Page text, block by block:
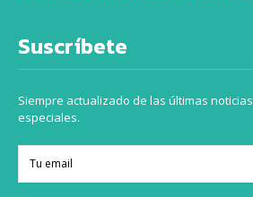
Suscríbete
Siempre actualizado de las últimas
especiales.